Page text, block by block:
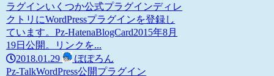
ラグインいくつか公式プラグインディレ
クトリにWordPressプラグインを登録し
ています。Pz-HatenaBlogCard2015年8月
19日公開。リンクを...
2018.01.29
ぽぽろん
Pz-TalkWordPress公開プラグイン